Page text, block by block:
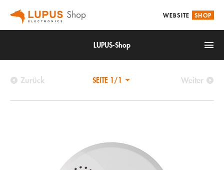
WEBSITE SHOP
LUPUS-Shop
IoT
Alarm & Smarthome
Zurück SEITE 1/1 Weiter